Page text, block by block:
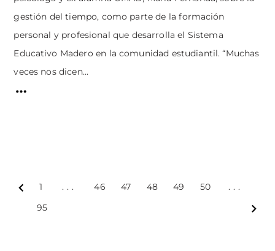
gestión del tiempo, como parte de la formación
personal y profesional que desarrolla el Sistema
Educativo Madero en la comunidad estudiantil. “Muchas
veces nos dicen...
Prev
1 ... 46 47 48 49 50
...
95
Next